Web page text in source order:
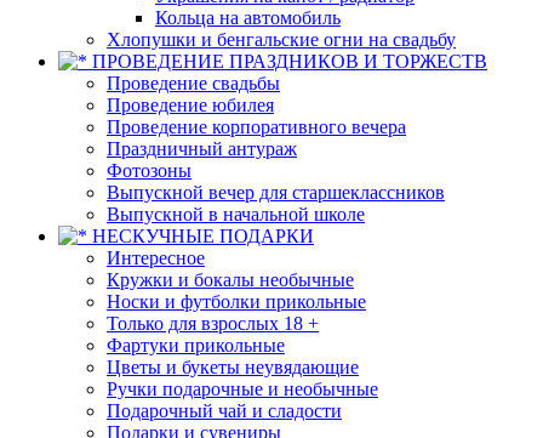
Кольца на автомобиль
Хлопушки и бенгальские огни на свадьбу
ПРОВЕДЕНИЕ ПРАЗДНИКОВ И ТОРЖЕСТВ
Проведение свадьбы
Проведение юбилея
Проведение корпоративного вечера
Праздничный антураж
Фотозоны
Выпускной вечер для старшеклассников
Выпускной в начальной школе
НЕСКУЧНЫЕ ПОДАРКИ
Интересное
Кружки и бокалы необычные
Носки и футболки прикольные
Только для взрослых 18 +
Фартуки прикольные
Цветы и букеты неувядающие
Ручки подарочные и необычные
Подарочный чай и сладости
Подарки и сувениры